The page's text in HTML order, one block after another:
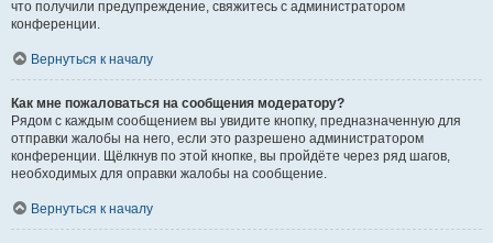
что получили предупреждение, свяжитесь с администратором
конференции.
Вернуться к началу
Как мне пожаловаться на сообщения модератору?
Рядом с каждым сообщением вы увидите кнопку, предназначенную для
отправки жалобы на него, если это разрешено администратором
конференции. Щёлкнув по этой кнопке, вы пройдёте через ряд шагов,
необходимых для оправки жалобы на сообщение.
Вернуться к началу